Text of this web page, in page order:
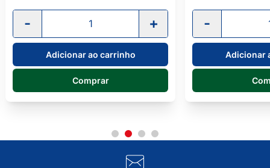
- +
Adicionar ao carrinho
Comprar
-
Adicionar